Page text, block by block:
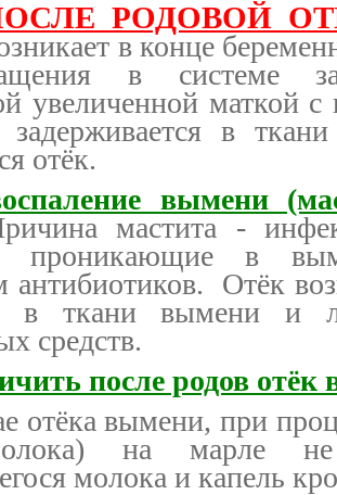
РОДОВОЙ
в конце
в системе
увеличенной маткой с
задерживается в
отёк.
вымени
мастита -
проникающие в
антибиотиков. Отёк
в ткани вымени и
средств.
после родов отёк
отёка вымени, при
на марле не
молока и капель